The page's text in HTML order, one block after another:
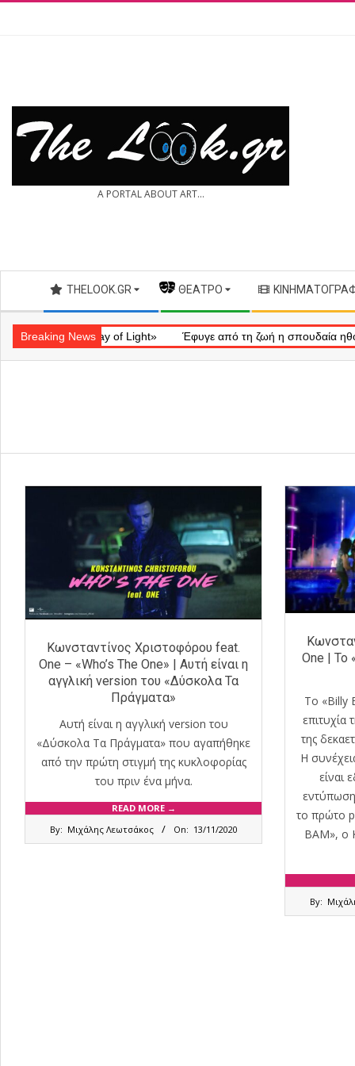
THE A PORTAL ABOUT ART...
Secondary
Navigation
Menu
THELOOK.GR — ΘΈΑΤΡΟ
Breaking News
«Ray of Light» Έφυγε από τη ζωή η σπουδαία ηθοποιός
Κωνσταντίνος Χριστοφόρου feat.
One – «Who’s The One» | Αυτή είναι η
αγγλική version του «Δύσκολα Τα
Πράγματα»
Αυτή είναι η αγγλική version του
«Δύσκολα Τα Πράγματα» που αγαπήθηκε
από την πρώτη στιγμή της κυκλοφορίας
του πριν ένα μήνα.
READ MORE →
By: Μιχάλης Λεωτσάκος On: 13/11/2020
One | Το
Το «Billy
επιτυχία
της
Η
είναι
το πρώτο
ΒΑΜ», ο
By: